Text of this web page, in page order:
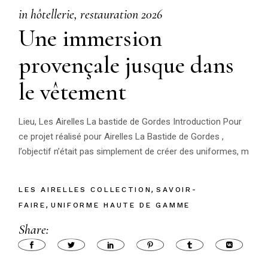
in hôtellerie restauration 2026
Une immersion
provençale jusque dans
le vêtement
Lieu, Les Airelles La bastide de Gordes Introduction Pour
ce projet réalisé pour Airelles La Bastide de Gordes ,
l’objectif n’était pas simplement de créer des uniformes, m
LES AIRELLES COLLECTION SAVOIR-
FAIRE
UNIFORME HAUTE DE GAMME
Share: